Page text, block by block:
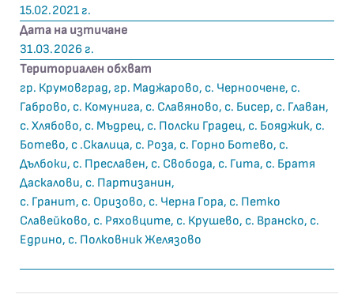
15.02.2021 г.
Дата на изтичане
31.03.2026 г.
Териториален обхват
гр. Крумовград, гр. Маджарово, с. Черноочене, с.
Габрово, с. Комунига, с. Славяново, с. Бисер, с. Главан,
с. Хлябово, с. Мъдрец, с. Полски Градец, с. Бояджик, с.
Ботево, с .Скалица, с. Роза, с. Горно Ботево, с.
Дълбоки, с. Преславен, с. Свобода, с. Гита, с. Братя
Даскалови, с. Партизанин,
с. Гранит, с. Оризово, с. Черна Гора, с. Петко
Славейково, с. Ряховците, с. Крушево, с. Вранско, с.
Едрино, с. Полковник Желязово